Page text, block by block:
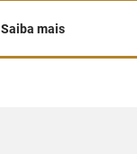
Saiba mais